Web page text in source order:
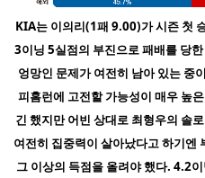
KIA는 이의리(1패 9.00)가 시즌 첫
3이닝 5실점의 부진으로 패배를 당
엉망인 문제가 여전히 남아 있는 중
피홈런에 고전할 가능성이 매우 높
긴 했지만 어빈 상대로 최형우의 솔
여전히 집중력이 살아났다고 하기엔
그 이상의 득점을 올려야 했다. 4.2